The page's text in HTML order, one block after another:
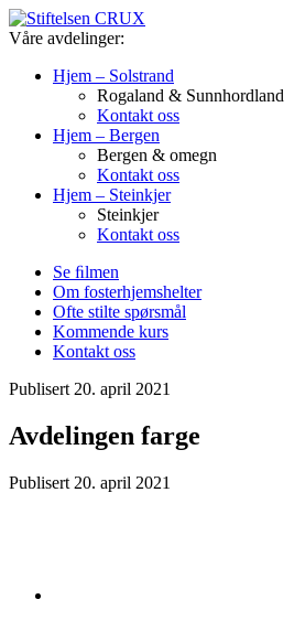
Våre avdelinger:
Hjem – Solstrand
Rogaland & Sunnhordland
Kontakt oss
Hjem – Bergen
Bergen & omegn
Kontakt oss
Hjem – Steinkjer
Steinkjer
Kontakt oss
Se ﬁlmen
Om fosterhjemshelter
Ofte stilte spørsmål
Kommende kurs
Kontakt oss
Publisert 20. april 2021
Avdelingen farge
Publisert 20. april 2021